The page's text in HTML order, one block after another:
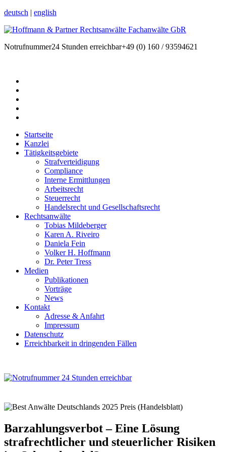
deutsch | english
Notrufnummer24 Stunden erreichbar+49 (0) 160 / 93594621
Startseite
Kanzlei
Tätigkeitsgebiete
Strafverteidigung
Compliance
Interne Ermittlungen
Arbeitsrecht
Steuerrecht
Handelsrecht und Gesellschaftsrecht
Rechtsanwälte
Tobias Mildeberger
Karen A. Riveiro
Daniela Fein
Volker H. Hoffmann
Dr. Peter Tress
Medien
Publikationen
Vorträge
News
Kontakt
Adresse & Anfahrt
Impressum
Datenschutz
Erreichbarkeit in dringenden Fällen
Barzahlungsverbot – Eine Lösung
strafrechtlicher und steuerlicher Risiken